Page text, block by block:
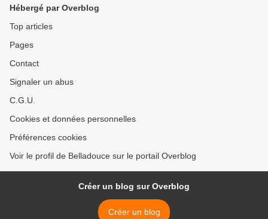
Hébergé par Overblog
Top articles
Pages
Contact
Signaler un abus
C.G.U.
Cookies et données personnelles
Préférences cookies
Voir le profil de Belladouce sur le portail Overblog
Créer un blog sur Overblog
Créer un blog